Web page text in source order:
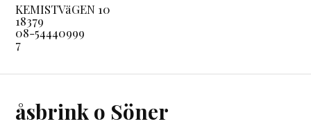
KEMISTVäGEN 10
18379
08-54440999
7
åsbrink o Söner